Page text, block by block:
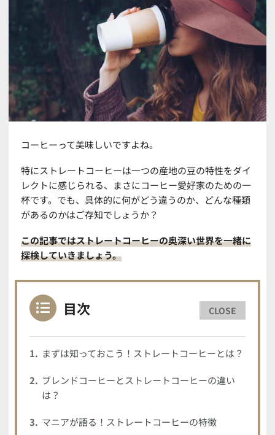
コーヒーって美味しいですよね。
特にストレートコーヒーは一つの産地の豆の特性をダイ
レクトに感じられる、まさにコーヒー愛好家のための一
杯です。でも、具体的に何がどう違うのか、どんな種類
があるのかはご存知でしょうか？
この記事ではストレートコーヒーの奥深い世界を一緒に
探検していきましょう。
目次 CLOSE
まずは知っておこう！ストレートコーヒーとは？
ブレンドコーヒーとストレートコーヒーの違い
は？
マニアが語る！ストレートコーヒーの特徴